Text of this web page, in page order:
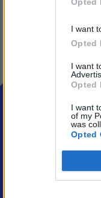
I want
Opted
I want
Opted
I want
of my
was
Opted